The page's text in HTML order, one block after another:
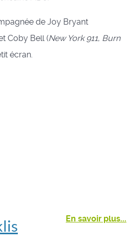
de Joy Bryant
Coby Bell (New York 911, Burn
écran.
En savoir plus...